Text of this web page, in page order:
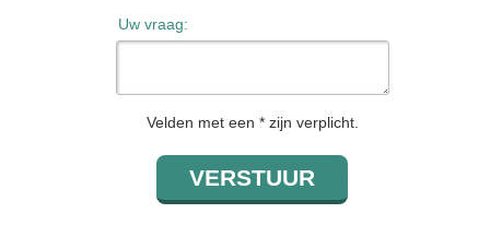
Uw vraag:
Velden met een * zijn verplicht.